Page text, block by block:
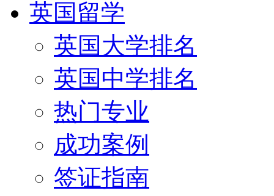
英国留学
英国大学排名
英国中学排名
热门专业
成功案例
签证指南